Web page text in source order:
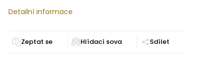
Detailní informace
Zeptat se Sdílet